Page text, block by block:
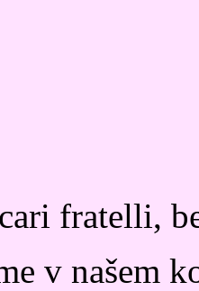
fratelli,
v našem